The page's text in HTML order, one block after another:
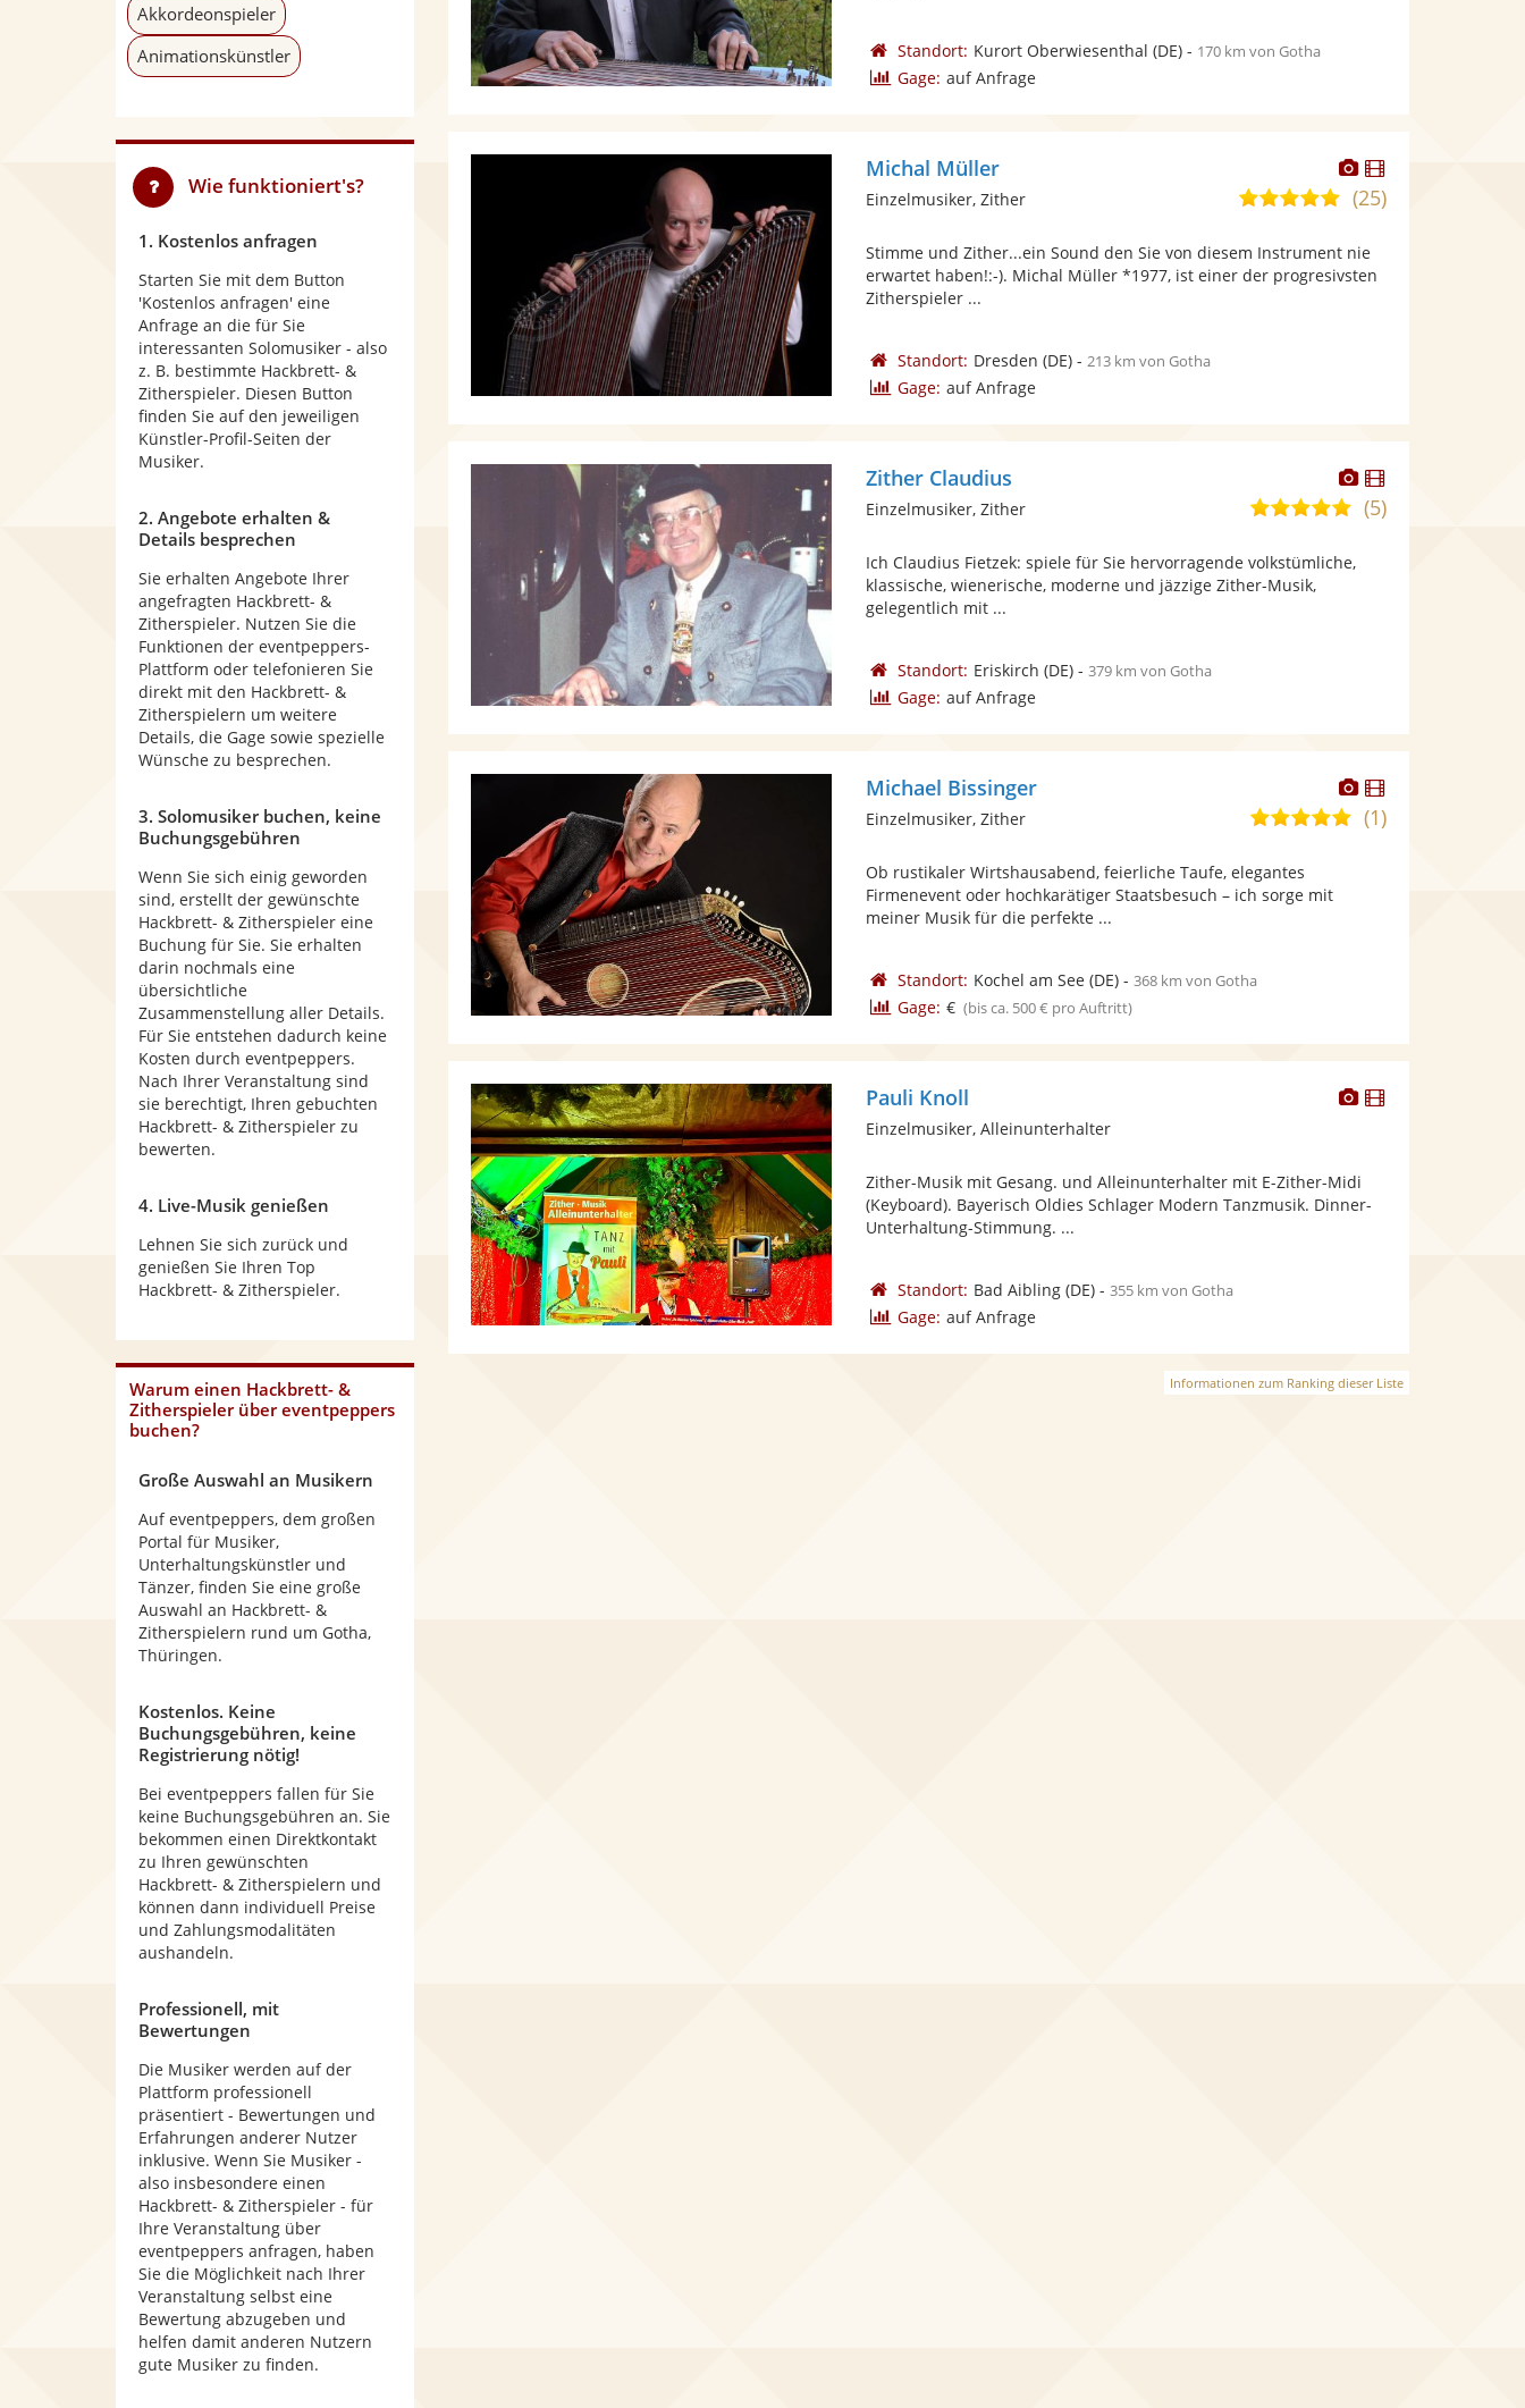
Standort: Kurort Oberwiesenthal (DE)- 170 km von Gotha
Gage: auf Anfrage
Dieser
Künstler
stellt
Fotos
bereit.
Dieser
Künstler
Michal Müller
4,9
5
Sternen
(25)
Einzelmusiker, Zither
Stimme und Zither...ein Sound den Sie von diesem Instrument nie
erwartet haben!:-). Michal Müller *1977, ist einer der progresivsten
Zitherspieler ...
Standort: Dresden (DE)- 213 km von Gotha
Gage: auf Anfrage
Dieser
Künstler
stellt
Dieser
Künstler
Zither Claudius
4,9
5
(5)
Einzelmusiker, Zither
Ich Claudius Fietzek: spiele für Sie hervorragende volkstümliche,
klassische, wienerische, moderne und jäzzige Zither-Musik,
gelegentlich mit ...
Standort: Eriskirch (DE)- 379 km von Gotha
Gage: auf Anfrage
Dieser
Künstler
stellt
Dieser
Künstler
Michael Bissinger
5,0(1)
Einzelmusiker, Zither
Ob rustikaler Wirtshausabend, feierliche Taufe, elegantes
Firmenevent oder hochkarätiger Staatsbesuch – ich sorge mit
meiner Musik für die perfekte ...
Standort: Kochel am See(DE)- 368 km von Gotha
Gage: € (bis ca. 500 € pro Auftritt)
Dieser
Fotos
bereit.
Dieser
Pauli Knoll
Einzelmusiker, Alleinunterhalter
Zither-Musik mit Gesang. und Alleinunterhalter mit E-Zither-Midi
(Keyboard). Bayerisch Oldies Schlager Modern Tanzmusik. Dinner-
Unterhaltung-Stimmung. ...
Standort: Bad Aibling(DE)- 355 km von Gotha
Gage: auf Anfrage
Informationen zum Ranking dieser Liste
Akkordeonspieler
Animationskünstler
Wie funktioniert's?
1. Kostenlos anfragen
Starten Sie mit dem Button
'Kostenlos anfragen' eine
Anfrage an die für Sie
interessanten Solomusiker - also
z. B. bestimmte Hackbrett- &
Zitherspieler. Diesen Button
finden Sie auf den jeweiligen
Künstler-Profil-Seiten der
Musiker.
2. Angebote erhalten &
Details besprechen
Sie erhalten Angebote Ihrer
angefragten Hackbrett- &
Zitherspieler. Nutzen Sie die
Funktionen der eventpeppers-
Plattform oder telefonieren Sie
direkt mit den Hackbrett- &
Zitherspielern um weitere
Details, die Gage sowie spezielle
Wünsche zu besprechen.
3. Solomusiker buchen, keine
Buchungsgebühren
Wenn Sie sich einig geworden
sind, erstellt der gewünschte
Hackbrett- & Zitherspieler eine
Buchung für Sie. Sie erhalten
darin nochmals eine
übersichtliche
Zusammenstellung aller Details.
Für Sie entstehen dadurch keine
Kosten durch eventpeppers.
Nach Ihrer Veranstaltung sind
sie berechtigt, Ihren gebuchten
Hackbrett- & Zitherspieler zu
bewerten.
4. Live-Musik genießen
Lehnen Sie sich zurück und
genießen Sie Ihren Top
Hackbrett- & Zitherspieler.
Warum einen Hackbrett- &
Zitherspielerüber eventpeppers
buchen?
Große Auswahl an Musikern
Auf eventpeppers, dem großen
Portal für Musiker,
Unterhaltungskünstler und
Tänzer, finden Sie eine große
Auswahl an Hackbrett- &
Zitherspielern rund um Gotha,
Thüringen.
Kostenlos. Keine
Buchungsgebühren, keine
Registrierung nötig!
Bei eventpeppers fallen für Sie
keine Buchungsgebühren an. Sie
bekommen einen Direktkontakt
zu Ihren gewünschten
Hackbrett- & Zitherspielern und
können dann individuell Preise
und Zahlungsmodalitäten
aushandeln.
Professionell, mit
Bewertungen
Die Musiker werden auf der
Plattform professionell
präsentiert - Bewertungen und
Erfahrungen anderer Nutzer
inklusive. Wenn Sie Musiker -
also insbesondere einen
Hackbrett- & Zitherspieler - für
Ihre Veranstaltung über
eventpeppers anfragen, haben
Sie die Möglichkeit nach Ihrer
Veranstaltung selbst eine
Bewertung abzugeben und
helfen damit anderen Nutzern
gute Musiker zu finden.